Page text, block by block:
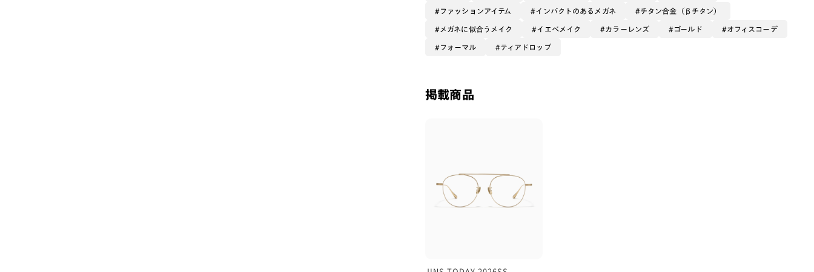
珍しいタイプで
眉ラインのブリッジのみで繋がっております😆
怖くならず、オシャレに楽しんでいただけるかと♡
度付きの場合には幅のあるレンズで
ファッションアイテム インパクトのあるメガネ チタン合金（βチタン）
メガネに似合うメイク イエベメイク カラーレンズ ゴールド オフィスコーデ
フォーマル ティアドロップ
掲載商品